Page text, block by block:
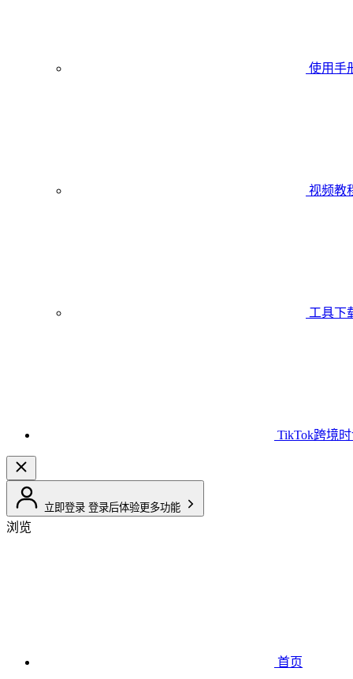
使用手
视频教
工具下
TikTok跨境
立即登录 登录后体验更多功能
浏览
首页